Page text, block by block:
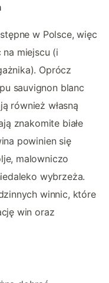
w Polsce, więc
miejscu (i
Oprócz
sauvignon blanc
również własną
znakomite białe
powinien się
malowniczo
wybrzeża.
winnic, które
win oraz